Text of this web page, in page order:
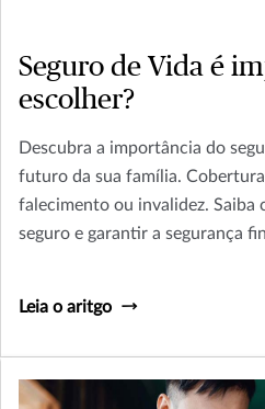
Seguro de Vida é
escolher?
Descubra a importância do
futuro da sua família.
falecimento ou invalidez. Saiba
seguro e garantir a segurança
Leia o aritgo